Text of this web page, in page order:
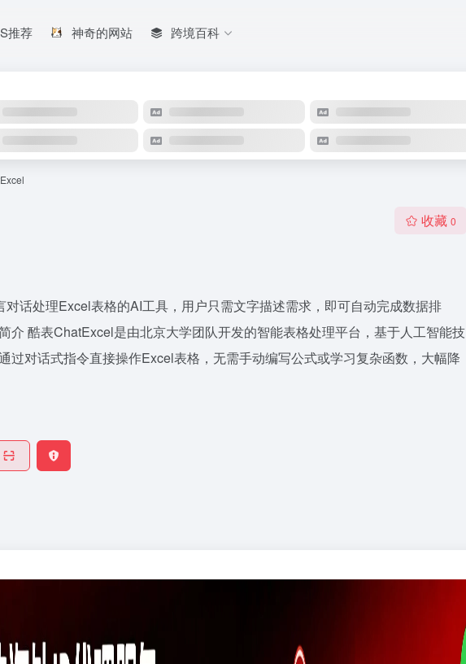
推荐 神奇的网站 跨境百科
收藏 0
话处理Excel表格的AI工具，用户只需文字描述需求，即可自动完成数据排
介 酷表ChatExcel是由北京大学团队开发的智能表格处理平台，基于人工智能技
过对话式指令直接操作Excel表格，无需手动编写公式或学习复杂函数，大幅降